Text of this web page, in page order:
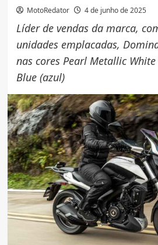
MotoRedator 4 de junho de 2025
Líder de vendas da marca,
unidades emplacadas,
nas cores Pearl Metallic
Blue (azul)